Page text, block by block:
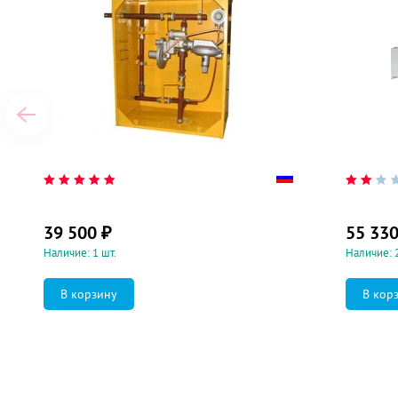
39 500₽
Наличие: 1 шт.
55 330
Наличие: